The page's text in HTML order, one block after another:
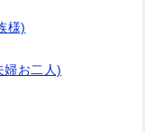
様)
お二人)